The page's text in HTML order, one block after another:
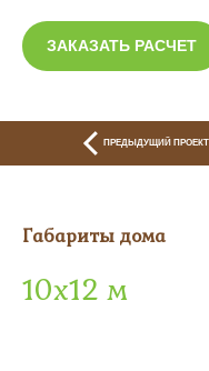
ЗАКАЗАТЬ РАСЧЕТ
ПРЕДЫДУЩИЙ ПРОЕКТ
Габариты дома
10х12 м